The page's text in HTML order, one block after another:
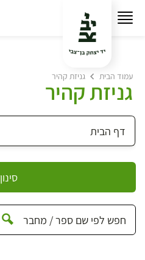
עמוד הבית גניזת קהיר
גניזת קהיר
סינון